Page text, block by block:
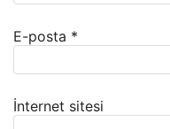
E-posta *
İnternet sitesi